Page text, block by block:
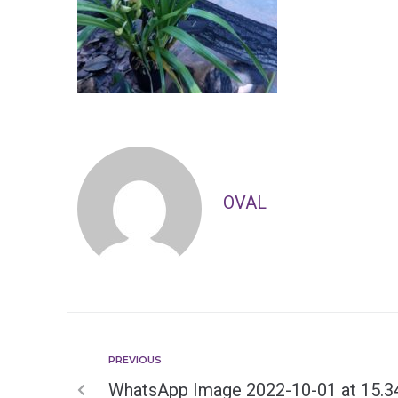
OVAL
PREVIOUS
WhatsApp Image 2022-10-01 at